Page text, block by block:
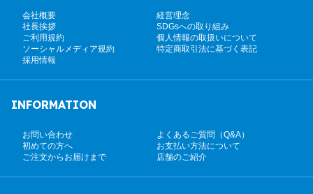
会社概要
経営理念
社長挨拶
SDGsへの取り組み
ご利用規約
個人情報の取扱いについて
ソーシャルメディア規約
特定商取引法に基づく表記
採用情報
INFORMATION
お問い合わせ
よくあるご質問（Q&A）
初めての方へ
お支払い方法について
ご注文からお届けまで
店舗のご紹介